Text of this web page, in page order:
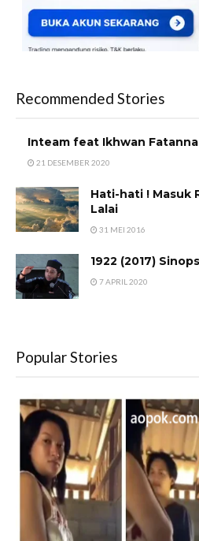
Recommended Stories
Inteam feat Ikhwan
21 DESEMBER 2020
Hati-hati ! Masuk
Lalai
31 MEI 2016
1922 (2017)
7 APRIL 2020
Popular Stories